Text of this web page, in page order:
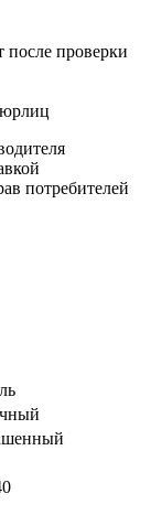
после проверки
потребителей